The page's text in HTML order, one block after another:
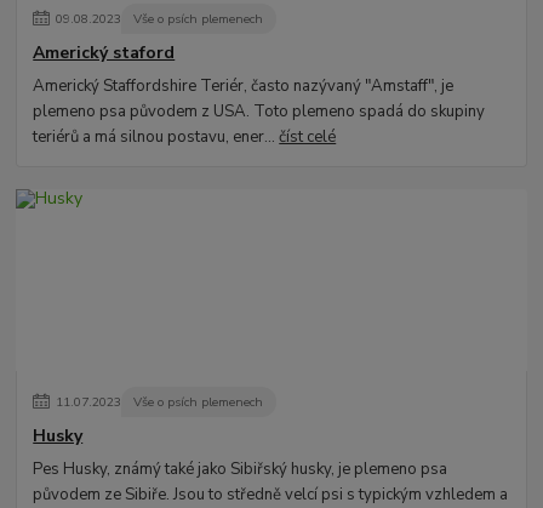
09.08.2023 Vše o psích plemenech
Americký staford
Americký Staffordshire Teriér, často nazývaný "Amstaff", je
plemeno psa původem z USA. Toto plemeno spadá do skupiny
teriérů a má silnou postavu, ener...číst celé
11.07.2023 Vše o psích plemenech
Husky
Pes Husky, známý také jako Sibiřský husky, je plemeno psa
původem ze Sibiře. Jsou to středně velcí psi s typickým vzhledem a